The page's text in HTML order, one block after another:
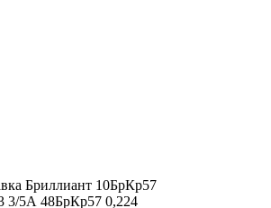
Бриллиант 10БрКр57
3/5А 48БрКр57 0,224